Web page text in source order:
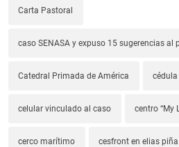
Carta Pastoral
caso SENASA y expuso 15 sugerencias al
Catedral Primada de América cédula
celular vinculado al caso centro “My
cerco marítimo cesfront en elias piña